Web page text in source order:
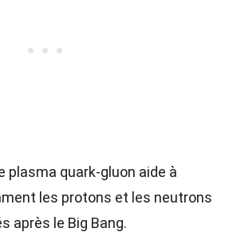
plasma quark-gluon aide à
les protons et les neutrons
après le Big Bang.